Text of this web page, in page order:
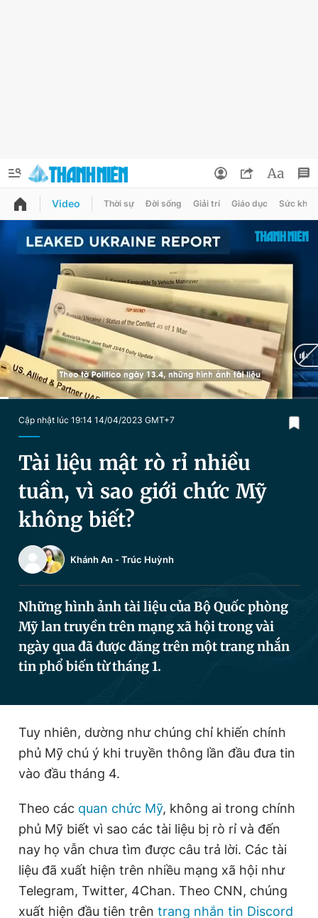
QUẢNG CÁO
Chuyên mục
Chuyên mục khác
Chào ngày mới Tin 24h
Video Magazine
Sản phẩm khác
Thông tin tòa soạn
Theo dõi báo trên
Hotline
0906 645 777
Liên hệ quảng cáo
0908 780 404
Đặt báo Quảng cáo RSS Tòa soạn Chính sách bảo
Tổng biên tập: Nguyễn Ngọc Toàn
Phó tổng biên tập thường trực: Hải Thành
Thông tin tài khoản
Đổi mật khẩu
Tin đã lưu
Tin đã xem
Đăng xuất
Video Thời sự Đời sống Giải trí Giáo dục Sức khỏe
Cập nhật lúc 19:14 14/04/2023 GMT+7
Tài liệu mật rò rỉ nhiều
tuần, vì sao giới chức Mỹ
không biết?
Khánh An -Trúc Huỳnh
Những hình ảnh tài liệu của Bộ Quốc phòng
Mỹ lan truyền trên mạng xã hội trong vài
ngày qua đã được đăng trên một trang nhắn
tin phổ biến từ tháng 1.
Tuy nhiên, dường như chúng chỉ khiến chính
phủ Mỹ chú ý khi truyền thông lần đầu đưa tin
vào đầu tháng 4.
Theo các quan chức Mỹ, không ai trong chính
phủ Mỹ biết vì sao các tài liệu bị rò rỉ và đến
nay họ vẫn chưa tìm được câu trả lời. Các tài
liệu đã xuất hiện trên nhiều mạng xã hội như
Telegram, Twitter, 4Chan. Theo CNN, chúng
xuất hiện đầu tiên trên trang nhắn tin Discord